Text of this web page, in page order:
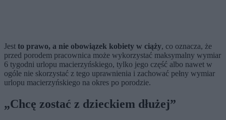
Jest to prawo, a nie obowiązek kobiety w ciąży, co oznacza, że
przed porodem pracownica może wykorzystać maksymalny wymiar
6 tygodni urlopu macierzyńskiego, tylko jego część albo nawet w
ogóle nie skorzystać z tego uprawnienia i zachować pełny wymiar
urlopu macierzyńskiego na okres po porodzie.
„Chcę zostać z dzieckiem dłużej”